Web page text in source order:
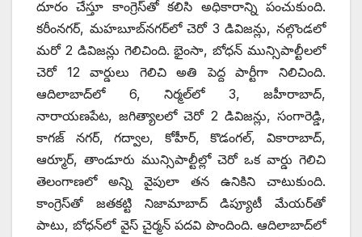
దూరం చేస్తూ కాంగ్రెస్‌తో కలిసి అధికారాన్ని పంచుకుంది.
కరీంనగర్, మహబూబ్‌నగర్‌లో చెరో 3 డివిజన్లు, నల్గొండలో
మరో 2 డివిజన్లు గెలిచింది. భైంసా, బోధన్ మున్సిపాల్టీలలో
చెరో 12 వార్డులు గెలిచి అతి పెద్ద పార్టీగా నిలిచింది.
ఆదిలాబాద్‌లో 6, నిర్మల్‌లో 3, జహీరాబాద్,
నారాయణపేట, జగిత్యాలలో చెరో 2 డివిజన్లు, సంగారెడ్డి,
కాగజ్ నగర్, గద్వాల, కోహీర్, కొడంగల్, వికారాబాద్,
ఆర్మూర్, తాండూరు మున్సిపాల్టీల్లో చెరో ఒక వార్డు గెలిచి
తెలంగాణలో అన్ని వైపులా తన ఉనికిని చాటుకుంది.
కాంగ్రెస్‌తో జతకట్టి నిజామాబాద్ డిప్యూటీ మేయర్‌తో
పాటు, బోధన్‌లో వైస్ చైర్మన్ పదవి పొందింది. ఆదిలాబాద్‌లో